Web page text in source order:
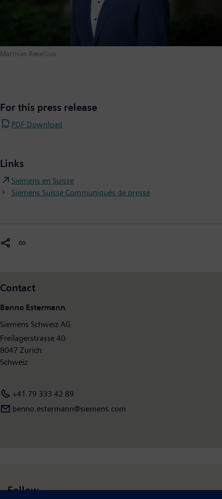
Matthias Rebellius
For this press release
PDF Download
Links
Siemens en Suisse
Siemens Suisse Communiqués de presse
Contact
Benno Estermann
Siemens Schweiz AG
Freilagerstrasse 40
8047 Zurich
Schweiz
+41 79 333 42 89
benno.estermann@siemens.com
Follow